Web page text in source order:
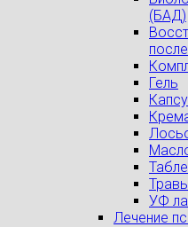
(БАД)
Гель
Травы
УФ
Лечение